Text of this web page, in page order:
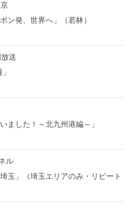
ン発、世界へ」（若林）
送
ました！～北九州港編～」
ル
玉」（埼玉エリアのみ・リピート